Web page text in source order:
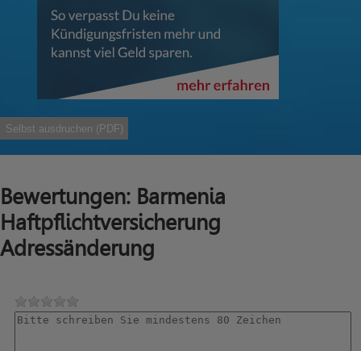
Selbst ausdruchen (PDF)
Bewertungen: Barmenia
Haftpflichtversicherung
Adressänderung